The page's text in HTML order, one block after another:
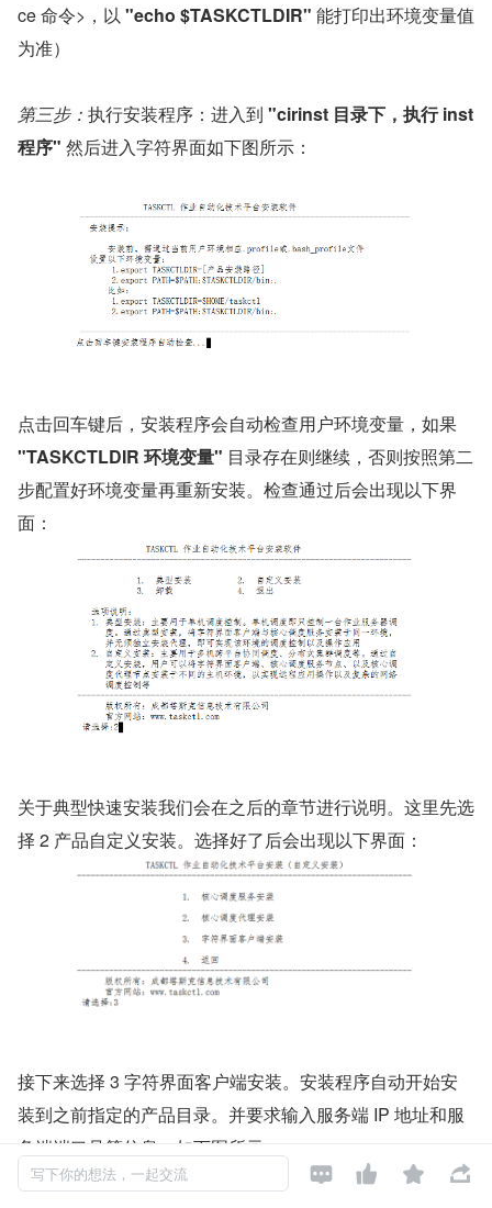
ce 命令>，以 "echo $TASKCTLDIR" 能打印出环境变量值
为准）
第三步： 执行安装程序：进入到 "cirinst 目录下，执行 inst
程序" 然后进入字符界面如下图所示：
"TASKCTLDIR 环境变量" 目录存在则继续，否则按照第二
步配置好环境变量再重新安装。检查通过后会出现以下界
面：
关于典型快速安装我们会在之后的章节进行说明。这里先选
择 2 产品自定义安装。选择好了后会出现以下界面：
接下来选择 3 字符界面客户端安装。安装程序自动开始安
装到之前指定的产品目录。并要求输入服务端 IP 地址和服
务端端口号等信息。如下图所示：
写下你的想法，一起交流    